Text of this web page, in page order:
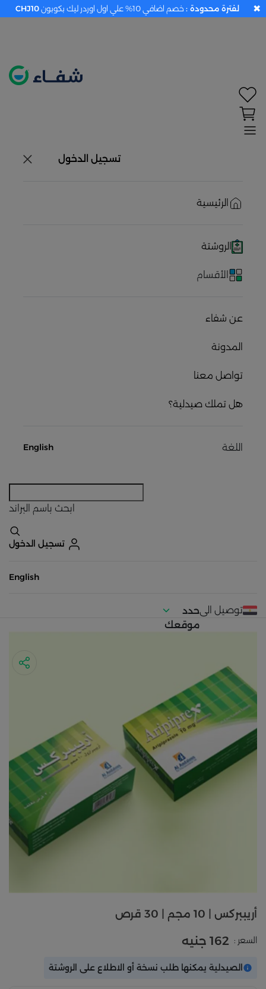
تسجيل الدخول
الرئيسية
الروشتة
الأقسام
عن شفاء
المدونة
تواصل معنا
هل تملك صيدلية؟
اللغة English
ابحث باسم البراند
تسجيل الدخول
English
توصيل الىحدد
موقعك
أريببركس | 10 مجم | 30 قرص
السعر : 162 جنيه
الصيدلية يمكنها طلب نسخة أو الاطلاع على الروشتة
لفترة محدودة : خصم اضافي 10% علي اول اوردر ليك بكوبون CHJ10 ✖